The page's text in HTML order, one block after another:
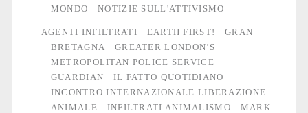
infiltrati
e
miserie
umane
MONDO
NOTIZIE SULL'ATTIVISMO
AGENTI INFILTRATI EARTH FIRST!
GRAN
BRETAGNA
GREATER LONDON’S
METROPOLITAN POLICE SERVICE
GUARDIAN
IL FATTO QUOTIDIANO
INCONTRO INTERNAZIONALE LIBERAZIONE
ANIMALE
INFILTRATI ANIMALISMO
MARK